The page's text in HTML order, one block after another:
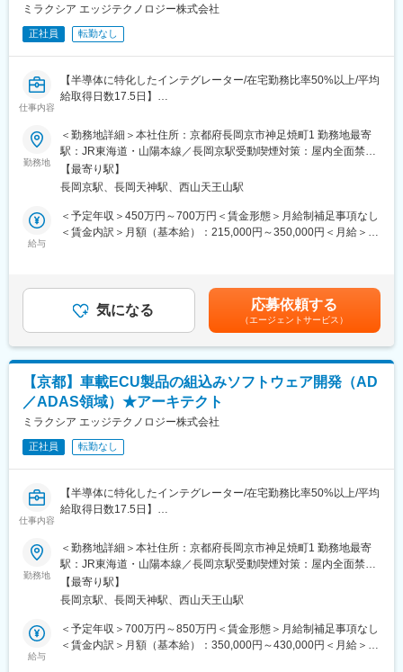
■魅力・やりがい：
日本国内で非常に希少となりつつある半導体デバイス向けのエッ
ジAI技術開発の専門家として活動出来ます。
半導体性能の限界を引き出す最適化技術とAI性能を最大化するAI
小型化技術の本質と向き合えます。処理速度や消費電力などを考
慮した最適値を追求し、自動運転や産業用ロボ向けなどで最先端
領域に挑戦できます。
■働き方：
残業は月平均20時間時間程度ですが、直接的な開発テーマ外の時
間を創出し自分たちの技術領域の拡大や深化へ時間を使用するこ
とを重視します。
へ駐在する場合もあります。
プライベートと仕事のメリハリをつけるために、フレックスタイ
ミラクシア エッジテクノロジー株式会社
正社員 転勤なし
仕事内容
【半導体に特化したインテグレーター/在宅勤務比率50%以上/平均
給取得日数17.5日】
■業務概要：
車載向けボディ系・電源系制御に関する組み込みソフトウェアの
設計、開発、評価を担当いただきます。
【業務詳細】
社内のプロジェクトリーダー・サブリーダーと連携しながら、以
下のような組み込みソフトウェア開発業務に携わっていただきま
・ チーム内レビューや顧客説明への参加
市販開発ツール導入や社内効率化ツール等（生成AI活用含む）の
経験・習熟度に応じて、できる範囲から段階的に業務をお任せし
ます。
■想定ポジション：
これまでのスキルや経験に応じ、開発工程や機能をご担当いただ
きます。
■魅力・やりがい：
ボディ系・電源系制御という車両の快適性や安定性に直結する領
域に携わり、開発成果が実車機能として形になるやりがいがあり
車載特有の高い品質要求に応えながら、設計・実装・評価まで一
貫して関わることで、技術者としての成長を実感できます。
■働き方：
自社拠点での開発となりますが、開発フェーズや状況に応じて顧
客先へ出張はあります。慣れるまでは先輩社員と同行し、サポー
勤務地
＜勤務地詳細＞本社住所：京都府長岡京市神足焼町1 勤務地最寄
駅：JR東海道・山陽本線／長岡京駅受動喫煙対策：屋内全面禁煙
変更の範囲：会社の定める事業所
【最寄り駅】
長岡京駅、長岡天神駅、西山天王山駅
給与
＜予定年収＞450万円～700万円＜賃金形態＞月給制補足事項なし
＜賃金内訳＞月額（基本給）：215,000円～350,000円＜月給＞
ます。■昇給：年1回■賞与：年2回賃金はあくまでも目安の金額で
あり、選考を通じて上下する可能性があります。月給(月額)は固定
手当を含めた表記です。
気になる 応募依頼する
（エージェントサービス）
【京都】車載ECU製品の組込みソフトウェア開発（AD
／ADAS領域）★アーキテクト
ミラクシア エッジテクノロジー株式会社
正社員 転勤なし
仕事内容
【半導体に特化したインテグレーター/在宅勤務比率50%以上/平均
給取得日数17.5日】
■業務概要：
車載AD/ADAS向けECUソフトウェア開発にてAD/ADASの各種機
能開発、車載通信機能（CAN,Ether）のアーキテクチャ設計
【業務詳細】
AD/ADAS向けECUソフトウェア内の各種コンポーネントのアーキ
テクチャ設計をご担当いただきます。
勤務地
＜勤務地詳細＞本社住所：京都府長岡京市神足焼町1 勤務地最寄
駅：JR東海道・山陽本線／長岡京駅受動喫煙対策：屋内全面禁煙
変更の範囲：会社の定める事業所（リモートワーク含む）
【最寄り駅】
長岡京駅、長岡天神駅、西山天王山駅
給与
＜予定年収＞700万円～850万円＜賃金形態＞月給制補足事項なし
＜賃金内訳＞月額（基本給）：350,000円～430,000円＜月給＞